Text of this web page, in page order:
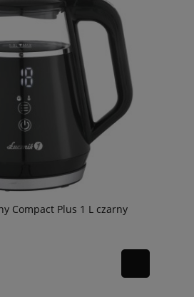
Compact Plus 1 L czarny